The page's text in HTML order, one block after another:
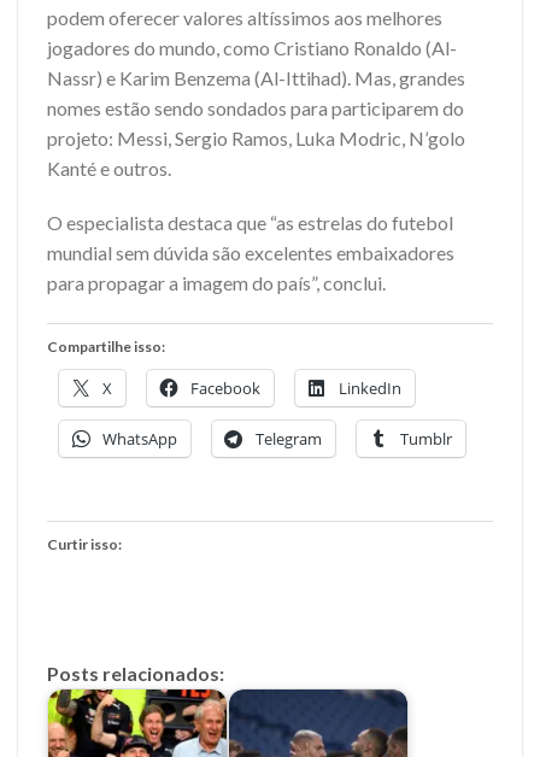
podem oferecer valores altíssimos aos melhores
jogadores do mundo, como Cristiano Ronaldo (Al-
Nassr) e Karim Benzema (Al-Ittihad). Mas, grandes
nomes estão sendo sondados para participarem do
projeto: Messi, Sergio Ramos, Luka Modric, N’golo
Kanté e outros.
O especialista destaca que “as estrelas do futebol
mundial sem dúvida são excelentes embaixadores
para propagar a imagem do país”, conclui.
Compartilhe isso:
X Facebook LinkedIn
WhatsApp Telegram Tumblr
Curtir isso:
Posts relacionados: